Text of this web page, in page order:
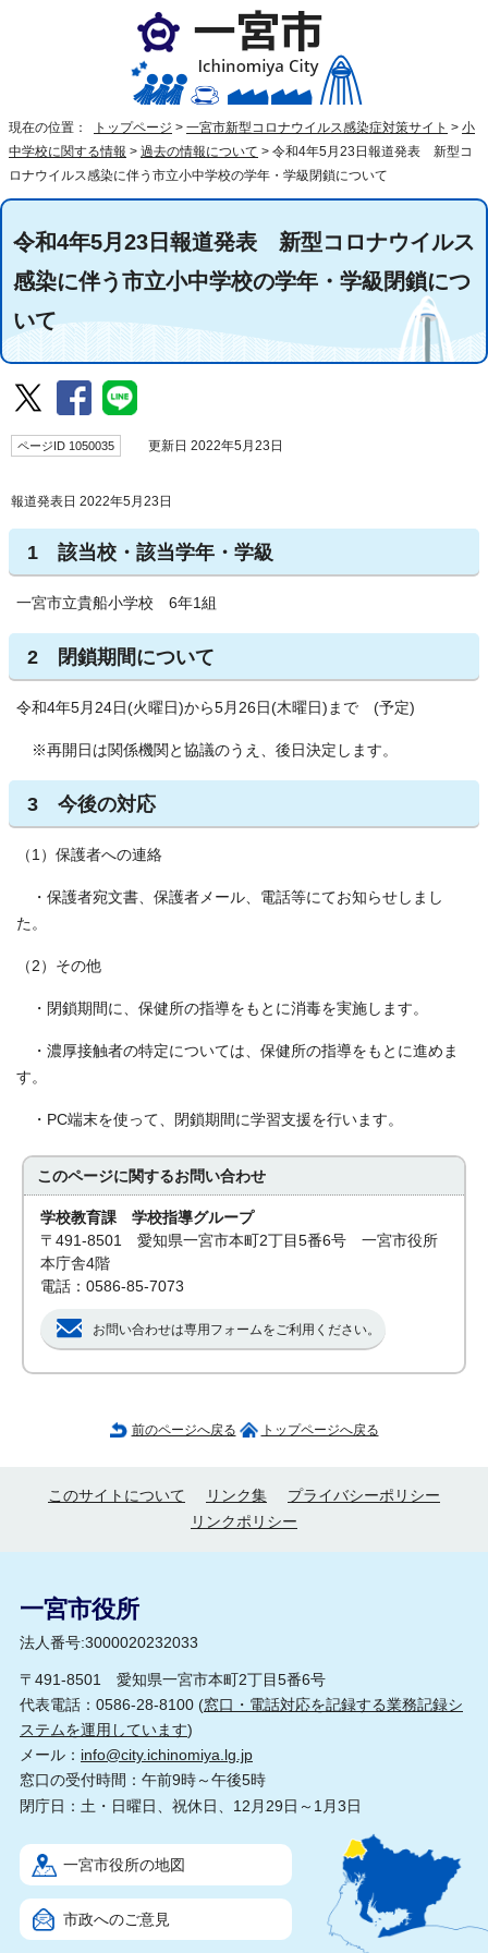
現在の位置： トップページ > 一宮市新型コロナウイルス感染症対策サイト > 小
中学校に関する情報 > 過去の情報について > 令和4年5月23日報道発表 新型コ
ロナウイルス感染に伴う市立小中学校の学年・学級閉鎖について
令和4年5月23日報道発表 新型コロナウイルス
感染に伴う市立小中学校の学年・学級閉鎖につ
いて
ページID 1050035 更新日 2022年5月23日
報道発表日 2022年5月23日
1 該当校・該当学年・学級
一宮市立貴船小学校 6年1組
2 閉鎖期間について
令和4年5月24日(火曜日)から5月26日(木曜日)まで (予定)
※再開日は関係機関と協議のうえ、後日決定します。
3 今後の対応
（1）保護者への連絡
・保護者宛文書、保護者メール、電話等にてお知らせしまし
た。
（2）その他
・閉鎖期間に、保健所の指導をもとに消毒を実施します。
・濃厚接触者の特定については、保健所の指導をもとに進めま
す。
・PC端末を使って、閉鎖期間に学習支援を行います。
このページに関するお問い合わせ
学校教育課 学校指導グループ
〒491-8501 愛知県一宮市本町2丁目5番6号 一宮市役所
本庁舎4階
電話：0586-85-7073
お問い合わせは専用フォームをご利用ください。
前のページへ戻る トップページへ戻る
このサイトについて リンク集
プライバシーポリシー
リンクポリシー
一宮市役所
法人番号:3000020232033
〒491-8501 愛知県一宮市本町2丁目5番6号
代表電話：0586-28-8100 (窓口・電話対応を記録する業務記録シ
ステムを運用しています)
メール： info@city.ichinomiya.lg.jp
窓口の受付時間：午前9時～午後5時
閉庁日：土・日曜日、祝休日、12月29日～1月3日
一宮市役所の地図
市政へのご意見